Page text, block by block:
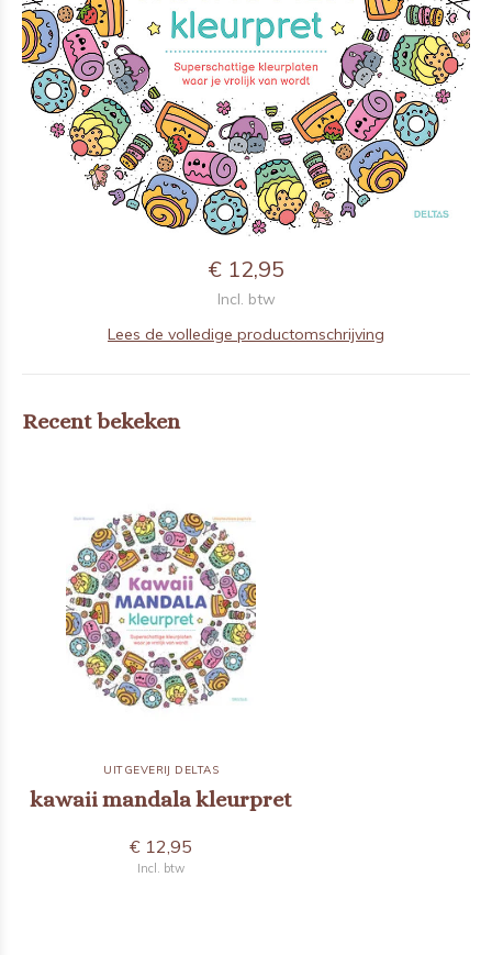
€ 12,95
Incl. btw
Lees de volledige productomschrijving
Recent bekeken
UITGEVERIJ DELTAS
kawaii mandala kleurpret
€ 12,95
Incl. btw